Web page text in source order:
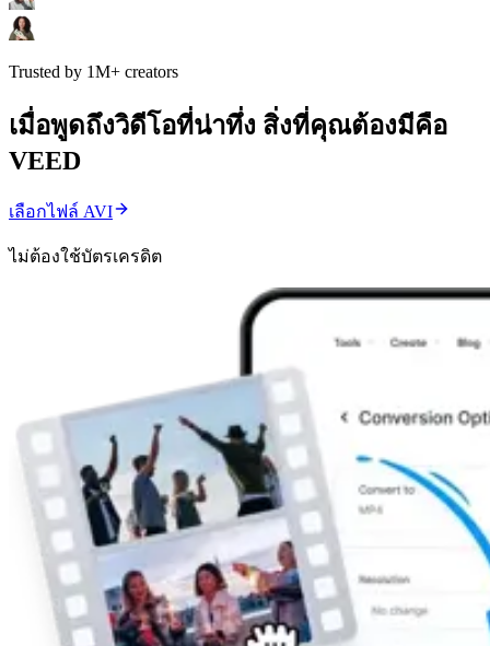
Trusted by 1M+ creators
เมื่อพูดถึงวิดีโอที่น่าทึ่ง สิ่งที่คุณต้องมีคือ
VEED
เลือกไฟล์ AVI
ไม่ต้องใช้บัตรเครดิต